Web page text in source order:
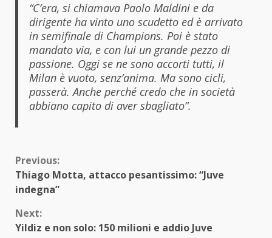
“C’era, si chiamava Paolo Maldini e da
dirigente ha vinto uno scudetto ed è arrivato
in semifinale di Champions. Poi è stato
mandato via, e con lui un grande pezzo di
passione. Oggi se ne sono accorti tutti, il
Milan è vuoto, senz’anima. Ma sono cicli,
passerà. Anche perché credo che in società
abbiano capito di aver sbagliato”.
Continue
Reading
Previous:
Thiago Motta, attacco pesantissimo: “Juve
indegna”
Next:
Yildiz e non solo: 150 milioni e addio Juve